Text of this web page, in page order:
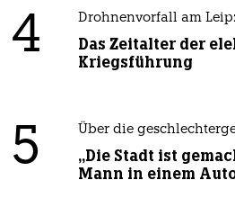
4 Drohnenvorfall am
Das Zeitalter der
Kriegsführung
5 Über die
„Die Stadt ist
Mann in einem